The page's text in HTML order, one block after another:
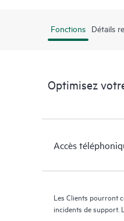
Fonctions Détails
Optimisez
Accès
Les Clients pourront
incidents de support.